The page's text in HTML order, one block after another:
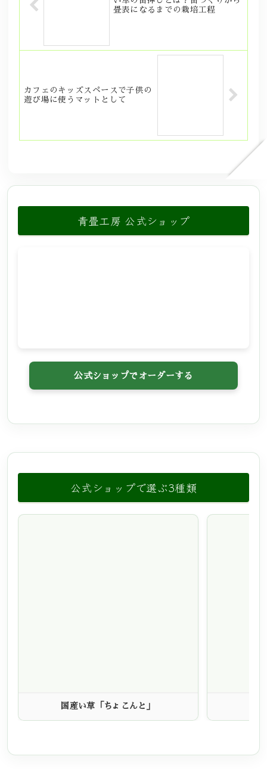
畳表になるまでの栽培工程
カフェのキッズスペースで子供の
遊び場に使うマットとして
青畳工房 公式ショップ
公式ショップでオーダーする
公式ショップで選ぶ3種類
国産い草「ちょこんと」